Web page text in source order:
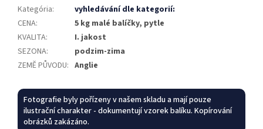
Kategória:
vyhledávání dle kategorií:
CENA:
5 kg malé balíčky, pytle
KVALITA:
I. jakost
SEZONA:
podzim-zima
ZEMĚ PŮVODU: Anglie
Fotografie byly pořízeny v našem skladu a mají pouze
ilustrační charakter - dokumentují vzorek balíku. Kopírování
obrázků zakázáno.